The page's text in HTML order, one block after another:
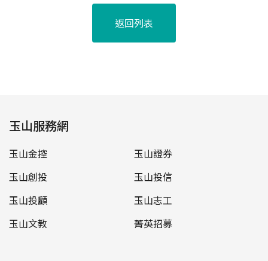
返回列表
玉山服務網
玉山金控
玉山證券
玉山創投
玉山投信
玉山投顧
玉山志工
玉山文教
菁英招募